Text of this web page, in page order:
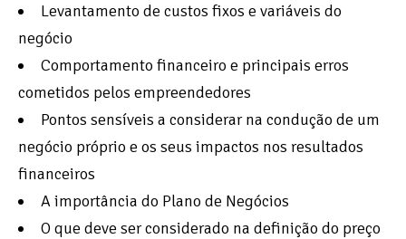
Levantamento de custos fixos e variáveis do
negócio
Comportamento financeiro e principais erros
cometidos pelos empreendedores
Pontos sensíveis a considerar na condução de um
negócio próprio e os seus impactos nos resultados
financeiros
A importância do Plano de Negócios
O que deve ser considerado na definição do preço